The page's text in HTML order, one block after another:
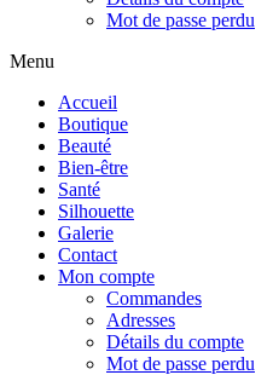
Mot de passe perdu
Menu
Accueil
Boutique
Beauté
Bien-être
Santé
Silhouette
Galerie
Contact
Mon compte
Commandes
Adresses
Détails du compte
Mot de passe perdu